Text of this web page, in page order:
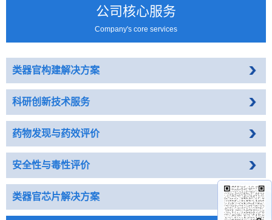
公司核心服务
Company's core services
类器官构建解决方案
科研创新技术服务
药物发现与药效评价
安全性与毒性评价
类器官芯片解决方案